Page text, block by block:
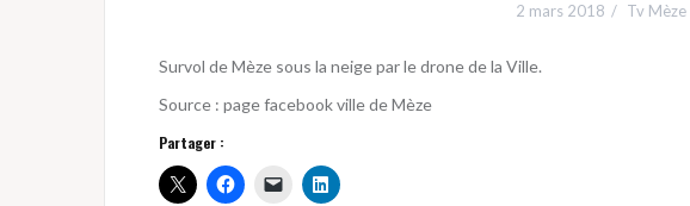
2 mars 2018 Tv Mèze
Survol de Mèze sous la neige par le drone de la Ville.
Source : page facebook ville de Mèze
Partager :